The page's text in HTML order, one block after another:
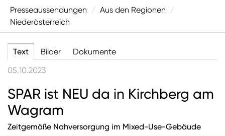
Presseaussendungen
National
Aus den Regionen
Vorarlberg
Salzburg
Oberösterreich
Niederösterreich
Presseaussendungen / Aus den Regionen
/
Niederösterreich
Text Bilder
Dokumente
05.10.2023
SPAR ist NEU da in Kirchberg am
Wagram
Zeitgemäße Nahversorgung im Mixed-Use-Gebäude